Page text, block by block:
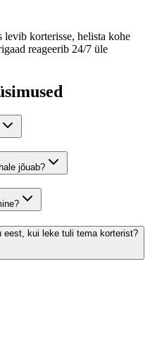
korterisse, helista kohe
reageerib 24/7 üle
jõuab?
eest, kui leke tuli tema korterist?